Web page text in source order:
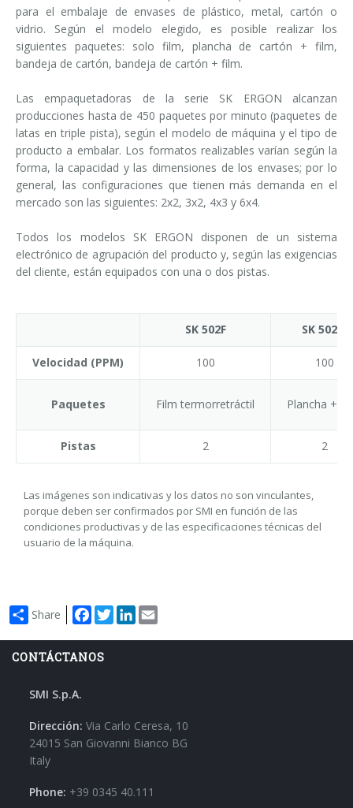
para el embalaje de envases de plástico, metal, cartón o
vidrio. Según el modelo elegido, es posible realizar los
siguientes paquetes: solo film, plancha de cartón + film,
bandeja de cartón, bandeja de cartón + film.
Las empaquetadoras de la serie SK ERGON alcanzan
producciones hasta de 450 paquetes por minuto (paquetes de
latas en triple pista), según el modelo de máquina y el tipo de
producto a embalar. Los formatos realizables varían según la
forma, la capacidad y las dimensiones de los envases; por lo
general, las configuraciones que tienen más demanda en el
mercado son las siguientes: 2x2, 3x2, 4x3 y 6x4.
Todos los modelos SK ERGON disponen de un sistema
electrónico de agrupación del producto y, según las exigencias
del cliente, están equipados con una o dos pistas.
SK 502F SK 502 P
Velocidad (PPM) 100 100
Paquetes Film termorretráctil Plancha +
Pistas 2 2
Las imágenes son indicativas y los datos no son vinculantes,
porque deben ser confirmados por SMI en función de las
condiciones productivas y de las especificaciones técnicas del
usuario de la máquina.
Share Facebook
TwitterLinkedIn
CONTÁCTANOS
SMI S.p.A.
Dirección: Via Carlo Ceresa, 10
24015 San Giovanni Bianco BG
Italy
Phone: +39 0345 40.111